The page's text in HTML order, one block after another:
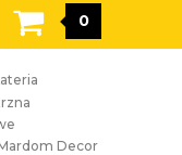
0
Decor